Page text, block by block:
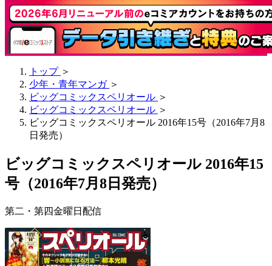
トップ ＞
少年・青年マンガ ＞
ビッグコミックスペリオール ＞
ビッグコミックスペリオール ＞
ビッグコミックスペリオール 2016年15号（2016年7月8
日発売）
ビッグコミックスペリオール 2016年15
号（2016年7月8日発売）
第二・第四金曜日配信